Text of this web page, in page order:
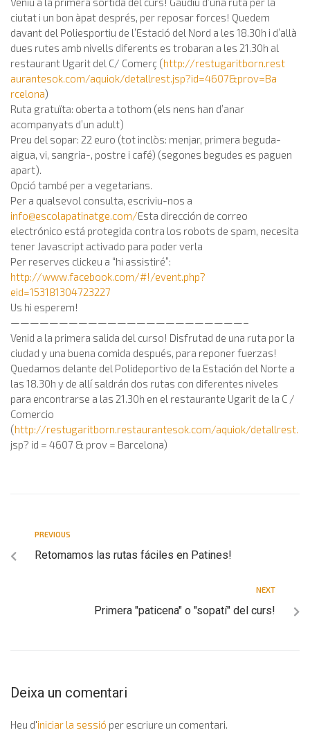
ciutat i un bon àpat després, per reposar forces! Quedem
davant del Poliesportiu de l’Estació del Nord a les 18.30h i d’allà
dues rutes amb nivells diferents es trobaran a les 21.30h al
restaurant Ugarit del C/ Comerç (http://restugaritborn.rest
aurantesok.com/aquiok/detallrest.jsp?id=4607&prov=Ba
rcelona)
Ruta gratuïta: oberta a tothom (els nens han d’anar
acompanyats d’un adult)
Preu del sopar: 22 euro (tot inclòs: menjar, primera beguda-
aigua, vi, sangria-, postre i café) (segones begudes es paguen
apart).
Opció també per a vegetarians.
Per a qualsevol consulta, escriviu-nos a
info@escolapatinatge.com/Esta dirección de correo
electrónico está protegida contra los robots de spam, necesita
tener Javascript activado para poder verla
Per reserves clickeu a “hi assistiré”:
http://www.facebook.com/#!/event.php?
eid=153181304723227
Us hi esperem!
————————————————————————–
Venid a la primera salida del curso! Disfrutad de una ruta por la
ciudad y una buena comida después, para reponer fuerzas!
Quedamos delante del Polideportivo de la Estación del Norte a
las 18.30h y de allí saldrán dos rutas con diferentes niveles
para encontrarse a las 21.30h en el restaurante Ugarit de la C /
Comercio
(http://restugaritborn.restaurantesok.com/aquiok/detallrest.
jsp? id = 4607 & prov = Barcelona)
PREVIOUS
Retomamos las rutas fáciles en Patines!
NEXT
Primera "paticena" o "sopatí" del curs!
Deixa un comentari
Heu d'iniciar la sessió per escriure un comentari.